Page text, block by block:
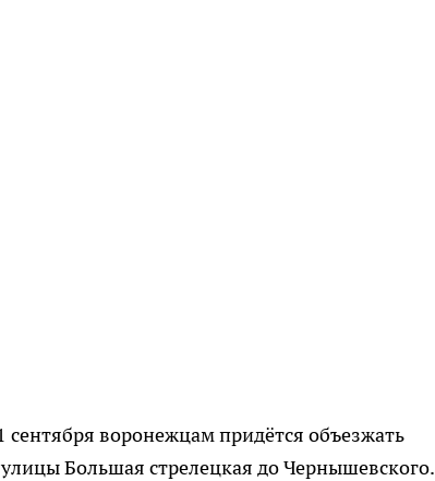
сентября воронежцам придётся объезжать
Большая стрелецкая до Чернышевского.